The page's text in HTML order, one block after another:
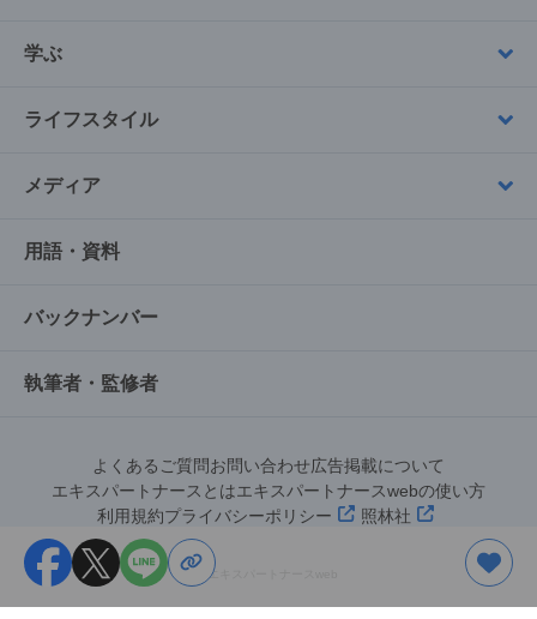
学ぶ
ライフスタイル
メディア
用語・資料
バックナンバー
執筆者・監修者
よくあるご質問お問い合わせ広告掲載について
エキスパートナースとはエキスパートナースwebの使い方
利用規約プライバシーポリシー 照林社
©︎エキスパートナースweb